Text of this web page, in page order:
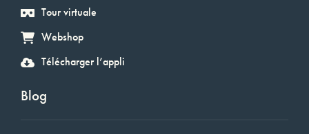
Tour virtuale
Webshop
Télécharger l’appli
Blog